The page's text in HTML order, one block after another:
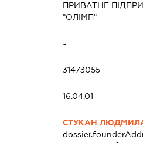
ПРИВАТНЕ
"ОЛІМП"
-
31473055
16.04.01
СТУКАН